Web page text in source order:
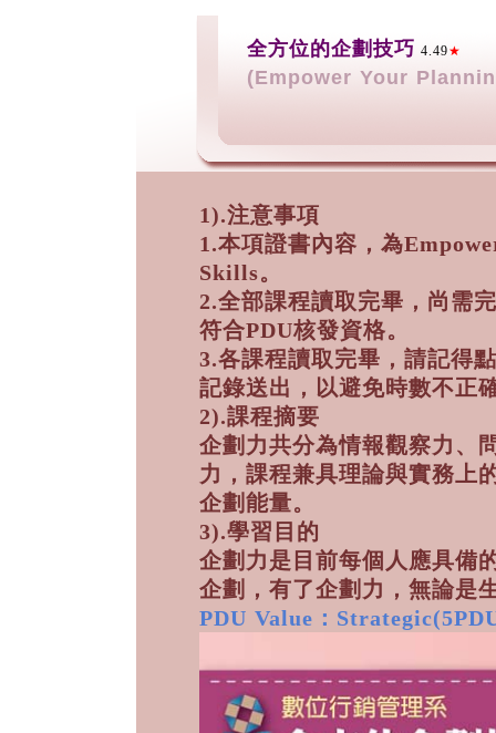
全方位的企劃技巧 4.49★
(Empower Your
1).注意事項
1.本項證書內容，為
Skills。
2.全部課程讀取完畢，尚需
符合PDU核發資格。
3.各課程讀取完畢，請記得
記錄送出，以避免時數不正
2).課程摘要
企劃力共分為情報觀察力、
力，課程兼具理論與實務上
企劃能量。
3).學習目的
企劃力是目前每個人應具備
企劃，有了企劃力，無論是
PDU Value：